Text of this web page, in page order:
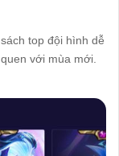
top đội hình dễ
với mùa mới.